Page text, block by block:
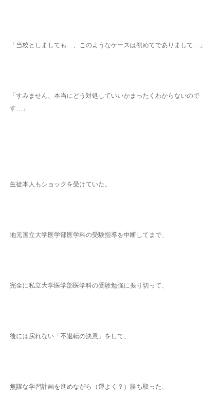
「当校としましても…、このようなケースは初めてでありまして…」
「すみません、本当にどう対処していいかまったくわからないので
す…」
生徒本人もショックを受けていた。
地元国立大学医学部医学科の受験指導を中断してまで、
完全に私立大学医学部医学科の受験勉強に振り切って、
後には戻れない「不退転の決意」をして、
無謀な学習計画を進めながら（運よく？）勝ち取った、